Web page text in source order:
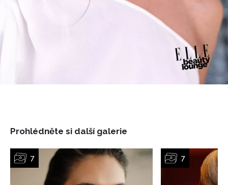
Prohlédněte si další galerie